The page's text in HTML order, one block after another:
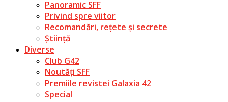
Panoramic SFF
Privind spre viitor
Recomandări, rețete și secrete
Știință
Diverse
Club G42
Noutăți SFF
Premiile revistei Galaxia 42
Special